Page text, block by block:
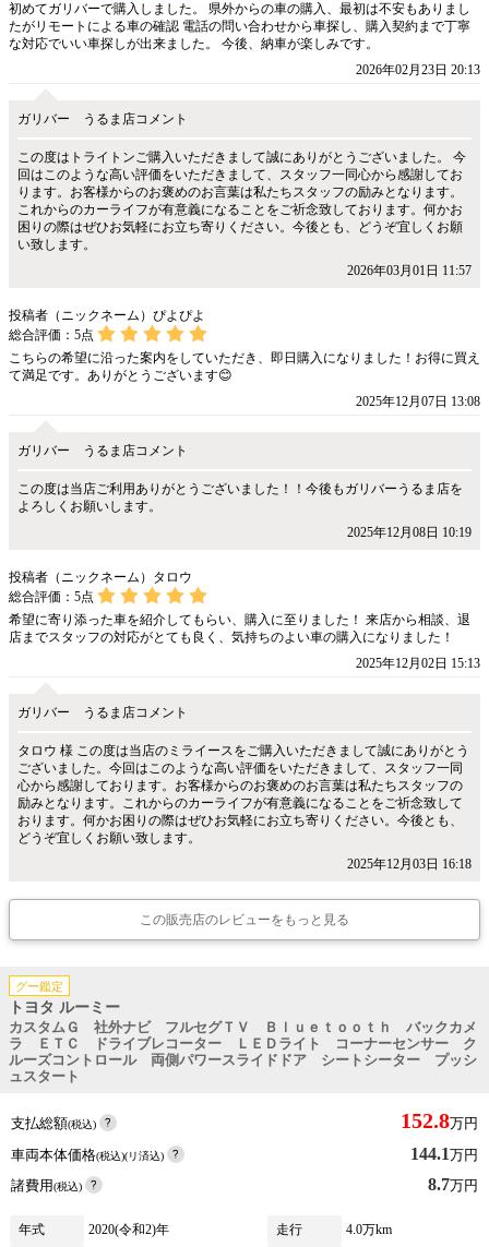
初めてガリバーで購入しました。 県外からの車の購入、最初は不安もありまし
たがリモートによる車の確認 電話の問い合わせから車探し、購入契約まで丁寧
な対応でいい車探しが出来ました。 今後、納車が楽しみです。
2026年02月23日 20:13
ガリバー うるま店コメント
この度はトライトンご購入いただきまして誠にありがとうございました。 今
回はこのような高い評価をいただきまして、スタッフ一同心から感謝してお
ります。お客様からのお褒めのお言葉は私たちスタッフの励みとなります。
これからのカーライフが有意義になることをご祈念致しております。何かお
困りの際はぜひお気軽にお立ち寄りください。今後とも、どうぞ宜しくお願
い致します。
2026年03月01日 11:57
投稿者（ニックネーム）ぴよぴよ
総合評価： 5点
こちらの希望に沿った案内をしていただき、即日購入になりました！お得に買え
て満足です。ありがとうございます😊
2025年12月07日 13:08
ガリバー うるま店コメント
この度は当店ご利用ありがとうございました！！今後もガリバーうるま店を
よろしくお願いします。
2025年12月08日 10:19
投稿者（ニックネーム）タロウ
総合評価： 5点
希望に寄り添った車を紹介してもらい、購入に至りました！ 来店から相談、退
店までスタッフの対応がとても良く、気持ちのよい車の購入になりました！
2025年12月02日 15:13
ガリバー うるま店コメント
タロウ 様 この度は当店のミライースをご購入いただきまして誠にありがとう
ございました。今回はこのような高い評価をいただきまして、スタッフ一同
心から感謝しております。お客様からのお褒めのお言葉は私たちスタッフの
励みとなります。これからのカーライフが有意義になることをご祈念致して
おります。何かお困りの際はぜひお気軽にお立ち寄りください。今後とも、
どうぞ宜しくお願い致します。
2025年12月03日 16:18
この販売店のレビューをもっと見る
グー鑑定
トヨタ ルーミー
カスタムＧ 社外ナビ フルセグＴＶ Ｂｌｕｅｔｏｏｔｈ バックカメ
ラ ＥＴＣ ドライブレコーター ＬＥＤライト コーナーセンサー ク
ルーズコントロール 両側パワースライドドア シートシーター プッシ
ュスタート
支払総額(税込) 152.8万円
車両本体価格(税込)(リ済込) 144.1万円
諸費用(税込) 8.7万円
年式 2020(令和2)年 走行
4.0万km